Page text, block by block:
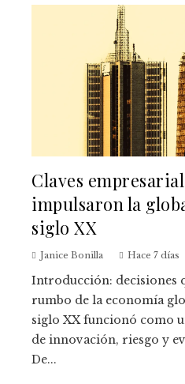
Claves
impulsaron la
siglo XX
Janice Bonilla Hace 7 días
Introducción: decisiones
rumbo de la economía
siglo XX funcionó como
de innovación, riesgo y
De...